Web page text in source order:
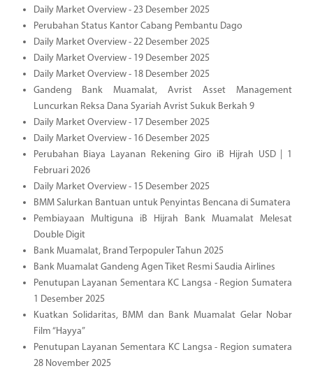
Daily Market Overview - 23 Desember 2025
Perubahan Status Kantor Cabang Pembantu Dago
Daily Market Overview - 22 Desember 2025
Daily Market Overview - 19 Desember 2025
Daily Market Overview - 18 Desember 2025
Gandeng Bank Muamalat, Avrist Asset Management
Luncurkan Reksa Dana Syariah Avrist Sukuk Berkah 9
Daily Market Overview - 17 Desember 2025
Daily Market Overview - 16 Desember 2025
Perubahan Biaya Layanan Rekening Giro iB Hijrah USD | 1
Februari 2026
Daily Market Overview - 15 Desember 2025
BMM Salurkan Bantuan untuk Penyintas Bencana di Sumatera
Pembiayaan Multiguna iB Hijrah Bank Muamalat Melesat
Double Digit
Bank Muamalat, Brand Terpopuler Tahun 2025
Bank Muamalat Gandeng Agen Tiket Resmi Saudia Airlines
Penutupan Layanan Sementara KC Langsa - Region Sumatera
1 Desember 2025
Kuatkan Solidaritas, BMM dan Bank Muamalat Gelar Nobar
Film “Hayya”
Penutupan Layanan Sementara KC Langsa - Region sumatera
28 November 2025